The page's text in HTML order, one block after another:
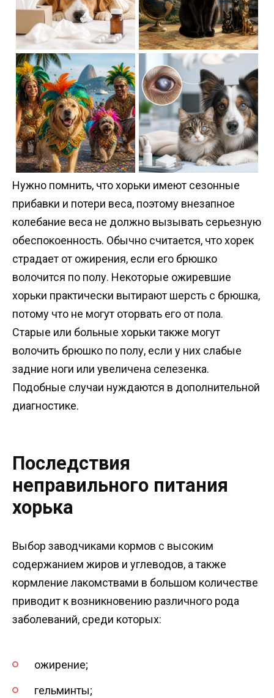
Нужно помнить, что хорьки имеют сезонные
прибавки и потери веса, поэтому внезапное
колебание веса не должно вызывать серьезную
обеспокоенность. Обычно считается, что хорек
страдает от ожирения, если его брюшко
волочится по полу. Некоторые ожиревшие
хорьки практически вытирают шерсть с брюшка,
потому что не могут оторвать его от пола.
Старые или больные хорьки также могут
волочить брюшко по полу, если у них слабые
задние ноги или увеличена селезенка.
Подобные случаи нуждаются в дополнительной
диагностике.
Последствия
неправильного питания
хорька
Выбор заводчиками кормов с высоким
содержанием жиров и углеводов, а также
кормление лакомствами в большом количестве
приводит к возникновению различного рода
заболеваний, среди которых:
ожирение;
гельминты;